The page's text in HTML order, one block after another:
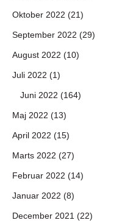
Oktober 2022 (21)
September 2022 (29)
August 2022 (10)
Juli 2022 (1)
Juni 2022 (164)
Maj 2022 (13)
April 2022 (15)
Marts 2022 (27)
Februar 2022 (14)
Januar 2022 (8)
December 2021 (22)